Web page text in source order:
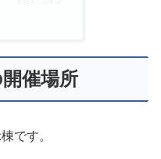
催場所
です。